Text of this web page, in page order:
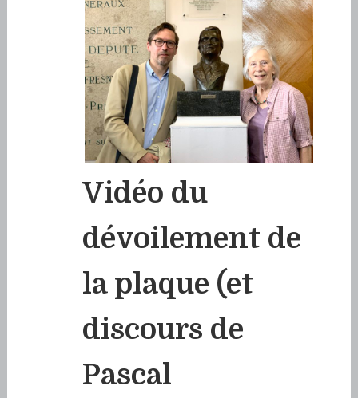
Vidéo du
dévoilement de
la plaque (et
discours de
Pascal